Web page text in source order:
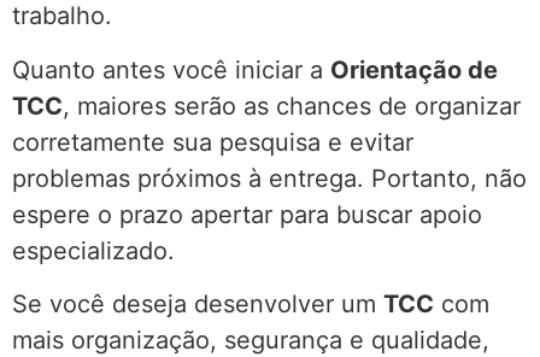
trabalho.
Quanto antes você iniciar a Orientação de
TCC, maiores serão as chances de organizar
corretamente sua pesquisa e evitar
problemas próximos à entrega. Portanto, não
espere o prazo apertar para buscar apoio
especializado.
Se você deseja desenvolver um TCC com
mais organização, segurança e qualidade,